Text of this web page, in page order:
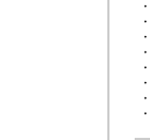
・
・
・
・
・
・
・
・